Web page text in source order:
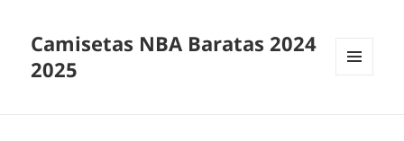
Camisetas NBA Baratas 2024
2025